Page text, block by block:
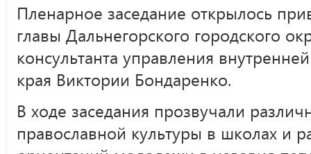
Пленарное заседание открылось
главы Дальнегорского городского
консультанта управления
края Виктории Бондаренко.
В ходе заседания прозвучали
православной культуры в школах и